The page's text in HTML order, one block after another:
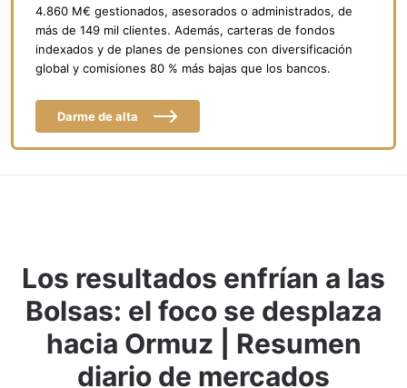
4.860 M€ gestionados, asesorados o administrados, de
más de 149 mil clientes. Además, carteras de fondos
indexados y de planes de pensiones con diversificación
global y comisiones 80 % más bajas que los bancos.
Darme de alta
Los resultados enfrían a las
Bolsas: el foco se desplaza
hacia Ormuz | Resumen
diario de mercados